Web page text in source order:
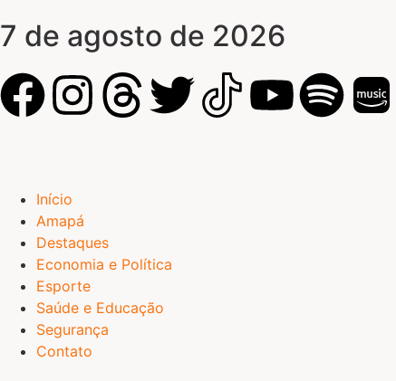
7 de agosto de 2026
Início
Amapá
Destaques
Economia e Política
Esporte
Saúde e Educação
Segurança
Contato